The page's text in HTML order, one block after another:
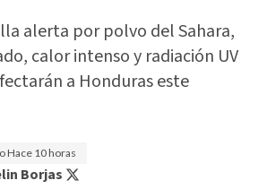
alerta por polvo del Sahara,
calor intenso y radiación UV
a Honduras este
Hace 10 horas
Borjas